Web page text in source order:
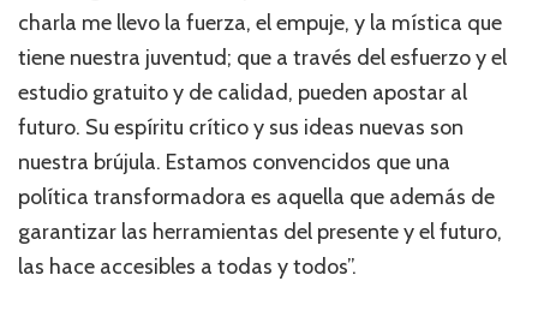
charla me llevo la fuerza, el empuje, y la mística que
tiene nuestra juventud; que a través del esfuerzo y el
estudio gratuito y de calidad, pueden apostar al
futuro. Su espíritu crítico y sus ideas nuevas son
nuestra brújula. Estamos convencidos que una
política transformadora es aquella que además de
garantizar las herramientas del presente y el futuro,
las hace accesibles a todas y todos”.